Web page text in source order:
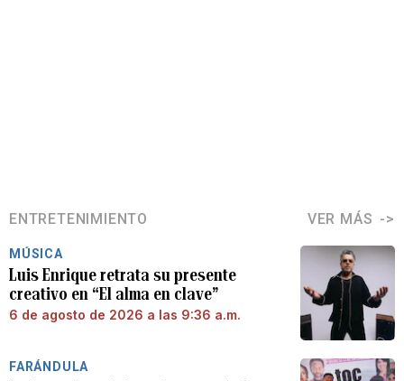
ENTRETENIMIENTO VER MÁS
MÚSICA
Luis Enrique retrata su presente
creativo en “El alma en clave”
6 de agosto de 2026 a las 9:36 a.m.
FARÁNDULA